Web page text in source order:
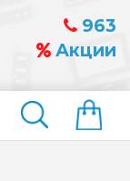
963
Акции
Найти